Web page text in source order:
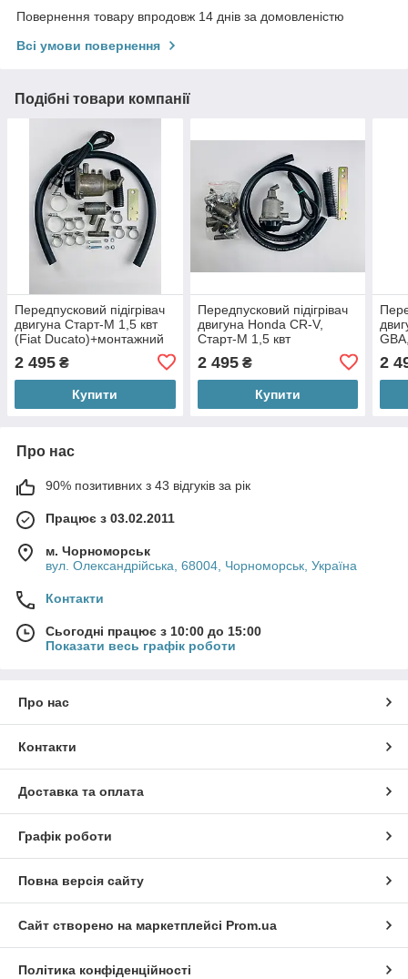
Повернення товару впродовж 14 днів за домовленістю
Всі умови повернення
Подібні товари компанії
Передпусковий підігрівач
двигуна Старт-М 1,5 квт
(Fiat Ducato)+монтажний
2 495 ₴
Купити
Передпусковий підігрівач
двигуна Honda CR-V,
Старт-М 1,5 квт
2 495₴
Купити
2
Про нас
90% позитивних з 43 відгуків за рік
Працює з 03.02.2011
м. Чорноморськ
вул. Олександрійська, 68004, Чорноморськ, Україна
Контакти
Сьогодні працює з 10:00 до 15:00
Показати весь графік роботи
Про нас
Контакти
Доставка та оплата
Графік роботи
Повна версія сайту
Сайт створено на маркетплейсі Prom.ua
Політика конфіденційності